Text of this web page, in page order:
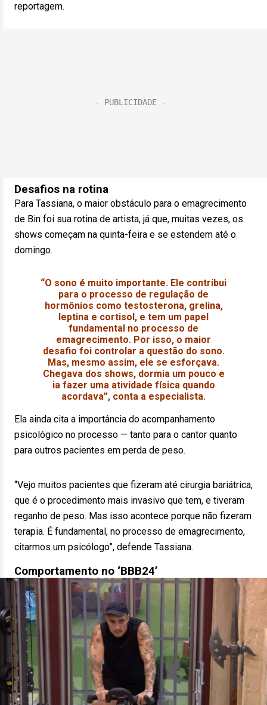
reportagem.
Desafios na rotina
Para Tassiana, o maior obstáculo para o emagrecimento
de Bin foi sua rotina de artista, já que, muitas vezes, os
shows começam na quinta-feira e se estendem até o
domingo.
“O sono é muito importante. Ele contribui
para o processo de regulação de
hormônios como testosterona, grelina,
leptina e cortisol, e tem um papel
fundamental no processo de
emagrecimento. Por isso, o maior
desafio foi controlar a questão do sono.
Mas, mesmo assim, ele se esforçava.
Chegava dos shows, dormia um pouco e
ia fazer uma atividade física quando
acordava”, conta a especialista.
Ela ainda cita a importância do acompanhamento
psicológico no processo — tanto para o cantor quanto
para outros pacientes em perda de peso.
“Vejo muitos pacientes que fizeram até cirurgia bariátrica,
que é o procedimento mais invasivo que tem, e tiveram
reganho de peso. Mas isso acontece porque não fizeram
terapia. É fundamental, no processo de emagrecimento,
citarmos um psicólogo”, defende Tassiana.
Comportamento no ‘BBB24’